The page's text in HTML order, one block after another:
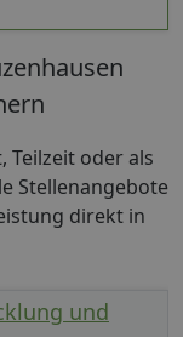
Teilzeit oder als
Stellenangebote
direkt in
und